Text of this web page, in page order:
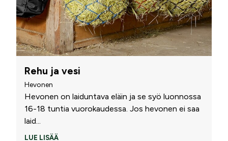
Rehu ja vesi
Hevonen
Hevonen on laiduntava eläin ja se syö luonnossa
16-18 tuntia vuorokaudessa. Jos hevonen ei saa
laid...
LUE LISÄÄ